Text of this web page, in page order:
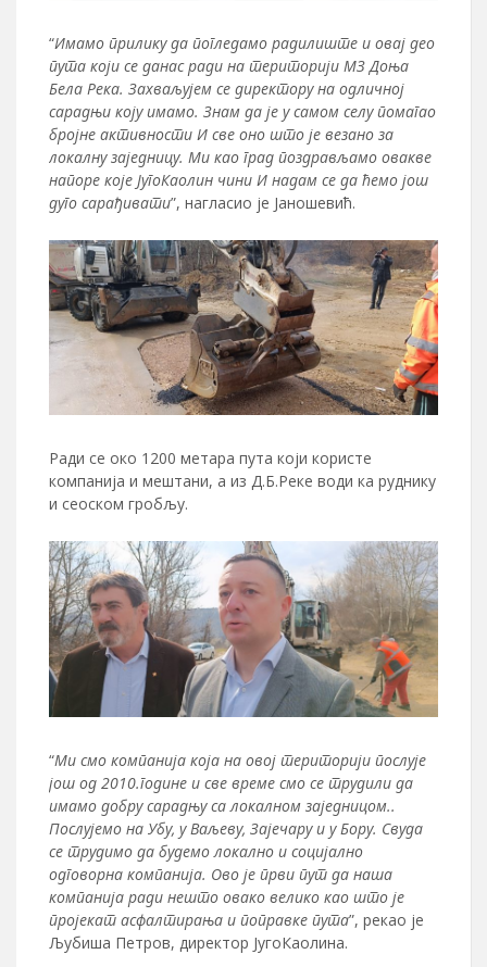
“Имамо прилику да погледамо радилиште и овај део
пута који се данас ради на територији МЗ Доња
Бела Река. Захваљујем се директору на одличној
сарадњи коју имамо. Знам да је у самом селу помагао
бројне активности И све оно што је везано за
локалну заједницу. Ми као град поздрављамо овакве
напоре које ЈугоКаолин чини И надам се да ћемо још
дуго сарађивати”, нагласио је Јаношевић.
Ради се окo 1200 метара пута који користе
компанија и мештани, а из Д.Б.Реке води ка руднику
и сеоском гробљу.
“Ми смо компанија која на овој територији послује
још од 2010.године и све време смо се трудили да
имамо добру сарадњу са локалном заједницом..
Послујемо на Убу, у Ваљеву, Зајечару и у Бору. Свуда
се трудимо да будемо локално и социјално
одговорна компанија. Ово је први пут да наша
компанија ради нешто овако велико као што је
пројекат асфалтирања и поправке пута”, рекао је
Љубиша Петров, директор ЈугоКаолина.